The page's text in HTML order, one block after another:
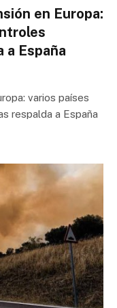
en Europa:
a España
varios países
respalda a España